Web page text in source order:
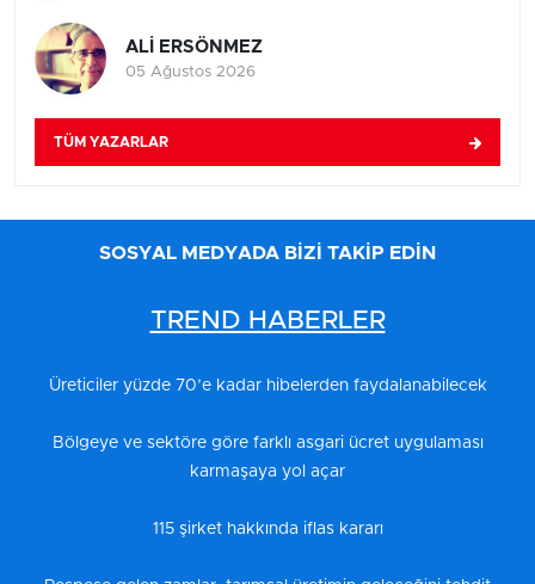
ALİ ERSÖNMEZ
05 Ağustos 2026
TÜM YAZARLAR
SOSYAL MEDYADA BİZİ TAKİP EDİN
TREND HABERLER
Üreticiler yüzde 70’e kadar hibelerden faydalanabilecek
Bölgeye ve sektöre göre farklı asgari ücret uygulaması
karmaşaya yol açar
115 şirket hakkında iflas kararı